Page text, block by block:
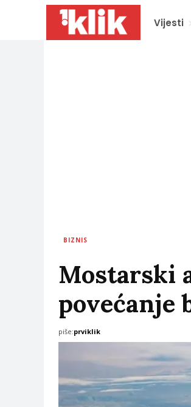
Vijesti
BIZNIS
Mostarski
povećanje
piše:prviklik